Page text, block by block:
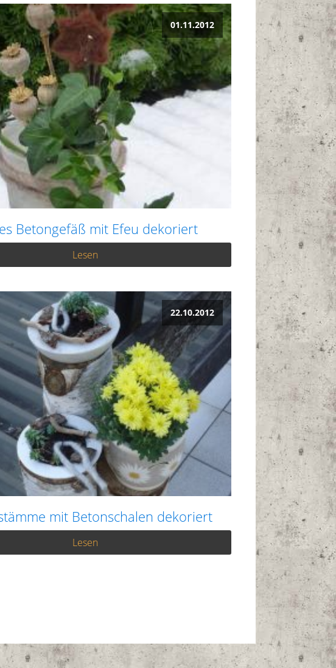
01.11.2012
Betongefäß mit Efeu dekoriert
Lesen
22.10.2012
mit Betonschalen dekoriert
Lesen